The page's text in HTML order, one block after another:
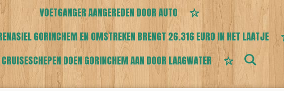
VOETGANGER AANGEREDEN DOOR AUTO
GORINCHEM EN OMSTREKEN BRENGT 26.316 EURO IN HET LAATJE
DOEN GORINCHEM AAN DOOR LAAGWATER